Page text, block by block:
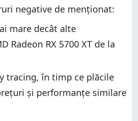
negative de menționat:
mare decât alte
Radeon RX 5700 XT de la
tracing, în timp ce plăcile
și performanțe similare